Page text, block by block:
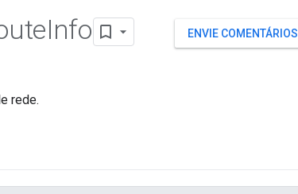
ENVIE COMENTÁRIOS
Info
rede.